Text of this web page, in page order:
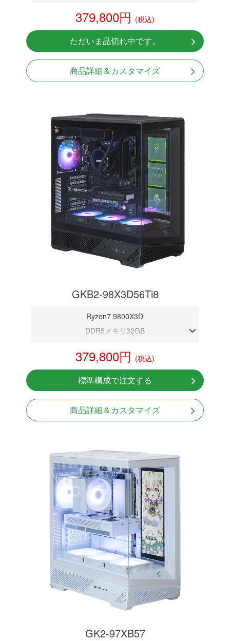
RTX 4070Ti 16GB(整備済み品)
NVMeSSD 1TB
無線LAN Bluetooth対応
Windows11 Home 64bit
379,800円 (税込)
ただいま品切れ中です。
商品詳細＆カスタマイズ
GKB2-98X3D56Ti8
Ryzen7 9800X3D
DDR5メモリ32GB
NVMeSSD 1TB
無線LAN Bluetooth対応
Windows11 Home 64bit
LCDスクリーン搭載
379,800円 (税込)
標準構成で注文する
商品詳細＆カスタマイズ
GK2-97XB57